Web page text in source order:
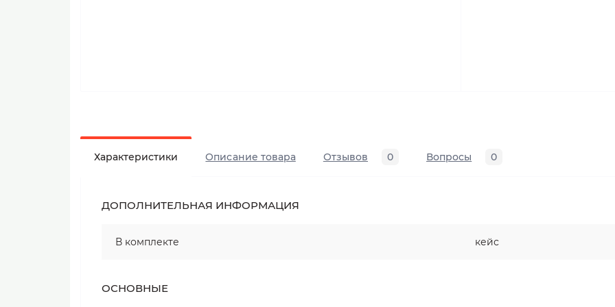
Характеристики Описание товара Отзывов 0 Вопросы 0
ДОПОЛНИТЕЛЬНАЯ ИНФОРМАЦИЯ
В комплекте кейс
ОСНОВНЫЕ